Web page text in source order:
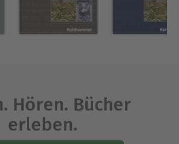
Hören. Bücher
erleben.